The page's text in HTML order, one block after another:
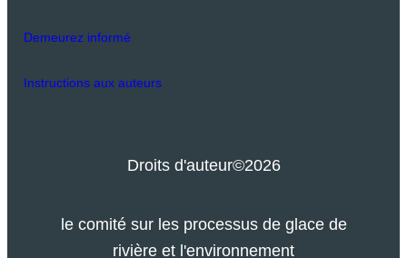
Demeurez informé
Instructions aux auteurs
Droits d'auteur©2026
le comité sur les processus de glace de
rivière et l'environnement